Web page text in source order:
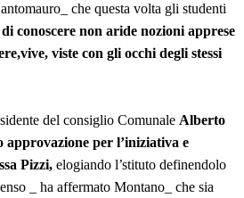
che questa volta gli studenti
conoscere non aride nozioni apprese
viste con gli occhi degli stessi
del consiglio Comunale Alberto
approvazione per l’iniziativa e
Pizzi, elogiando l’stituto definendolo
_ ha affermato Montano_ che sia